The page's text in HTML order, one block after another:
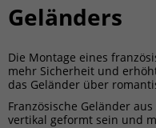
Geländers
Die Montage eines
mehr Sicherheit und
das Geländer über
Französische Geländer
vertikal geformt sein und